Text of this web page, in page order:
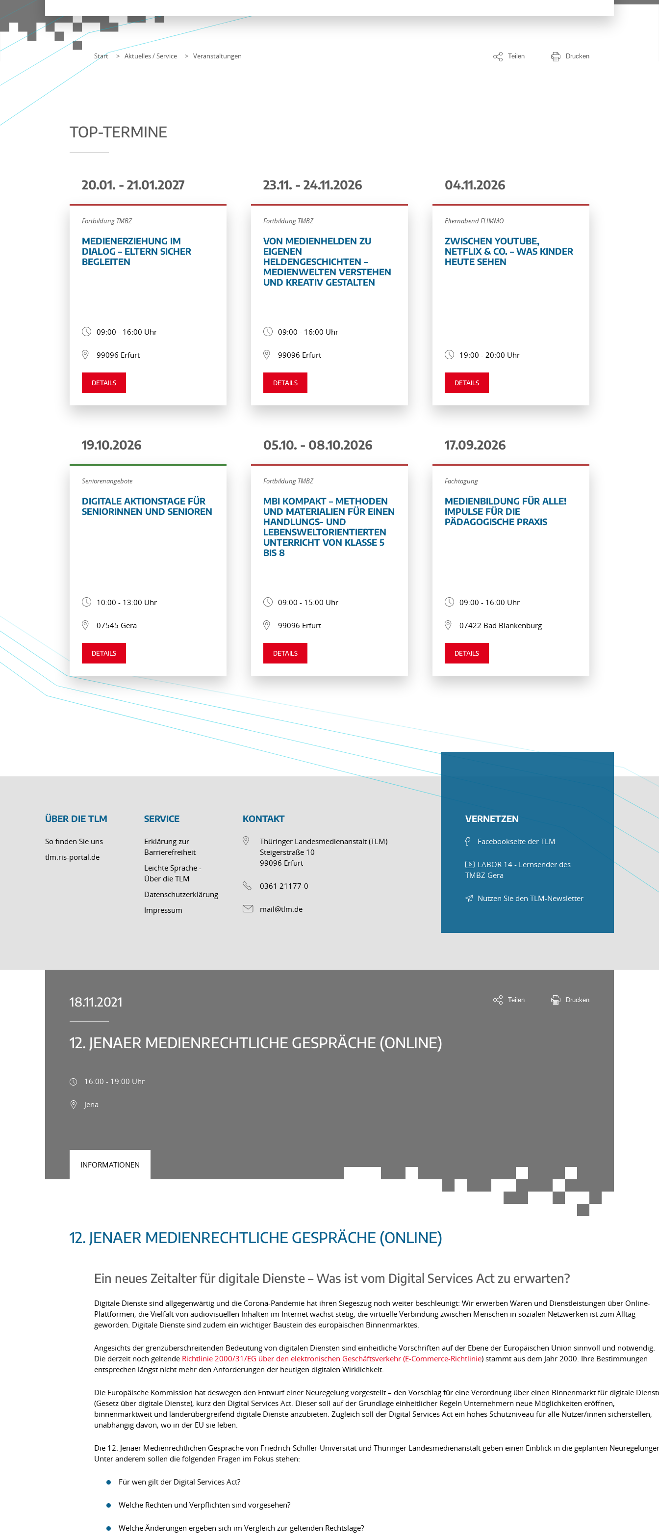
Start Aktuelles / Service Veranstaltungen Teilen Drucken
TOP-TERMINE
20.01. - 21.01.2027
Fortbildung TMBZ
MEDIENERZIEHUNG IM
DIALOG – ELTERN SICHER
BEGLEITEN
09:00 - 16:00 Uhr
99096 Erfurt
DETAILS
23.11. - 24.11.2026
Fortbildung TMBZ
VON MEDIENHELDEN ZU
EIGENEN
HELDENGESCHICHTEN –
MEDIENWELTEN VERSTEHEN
UND KREATIV GESTALTEN
09:00 - 16:00 Uhr
99096 Erfurt
DETAILS
04.11.2026
Elternabend FLIMMO
ZWISCHEN YOUTUBE,
NETFLIX & CO. – WAS KINDER
HEUTE SEHEN
19:00 - 20:00 Uhr
DETAILS
19.10.2026
Seniorenangebote
DIGITALE AKTIONSTAGE FÜR
SENIORINNEN UND SENIOREN
10:00 - 13:00 Uhr
07545 Gera
DETAILS
05.10. - 08.10.2026
Fortbildung TMBZ
MBI KOMPAKT – METHODEN
UND MATERIALIEN FÜR EINEN
HANDLUNGS- UND
LEBENSWELTORIENTIERTEN
UNTERRICHT VON KLASSE 5
BIS 8
09:00 - 15:00 Uhr
99096 Erfurt
DETAILS
17.09.2026
Fachtagung
MEDIENBILDUNG FÜR ALLE!
IMPULSE FÜR DIE
PÄDAGOGISCHE PRAXIS
09:00 - 16:00 Uhr
07422 Bad Blankenburg
DETAILS
ÜBER DIE TLM
So finden Sie uns
tlm.ris-portal.de
SERVICE
Erklärung zur
Barrierefreiheit
Leichte Sprache -
Über die TLM
Datenschutzerklärung
Impressum
KONTAKT
Thüringer Landesmedienanstalt (TLM)
Steigerstraße 10
99096 Erfurt
0361 21177-0
mail@tlm.de
VERNETZEN
Facebookseite der TLM
LABOR 14 - Lernsender des
TMBZ Gera
Nutzen Sie den TLM-Newsletter
18.11.2021 Teilen Drucken
12. JENAER MEDIENRECHTLICHE GESPRÄCHE (ONLINE)
16:00 - 19:00 Uhr
Jena
INFORMATIONEN
12. JENAER MEDIENRECHTLICHE GESPRÄCHE (ONLINE)
Ein neues Zeitalter für digitale Dienste – Was ist vom Digital Services Act zu erwarten?
Digitale Dienste sind allgegenwärtig und die Corona-Pandemie hat ihren Siegeszug noch weiter beschleunigt: Wir erwerben Waren und Dienstleistungen über Online-
Plattformen, die Vielfalt von audiovisuellen Inhalten im Internet wächst stetig, die virtuelle Verbindung zwischen Menschen in sozialen Netzwerken ist zum Alltag
geworden. Digitale Dienste sind zudem ein wichtiger Baustein des europäischen Binnenmarktes.
Angesichts der grenzüberschreitenden Bedeutung von digitalen Diensten sind einheitliche Vorschriften auf der Ebene der Europäischen Union sinnvoll und notwendig.
Die derzeit noch geltende Richtlinie 2000/31/EG über den elektronischen Geschäftsverkehr (E-Commerce-Richtlinie) stammt aus dem Jahr 2000. Ihre Bestimmungen
entsprechen längst nicht mehr den Anforderungen der heutigen digitalen Wirklichkeit.
Die Europäische Kommission hat deswegen den Entwurf einer Neuregelung vorgestellt – den Vorschlag für eine Verordnung über einen Binnenmarkt für digitale
(Gesetz über digitale Dienste), kurz den Digital Services Act. Dieser soll auf der Grundlage einheitlicher Regeln Unternehmern neue Möglichkeiten eröffnen,
binnenmarktweit und länderübergreifend digitale Dienste anzubieten. Zugleich soll der Digital Services Act ein hohes Schutzniveau für alle Nutzer/innen sicherstellen,
unabhängig davon, wo in der EU sie leben.
Die 12. Jenaer Medienrechtlichen Gespräche von Friedrich-Schiller-Universität und Thüringer Landesmedienanstalt geben einen Einblick in die geplanten
Unter anderem sollen die folgenden Fragen im Fokus stehen:
Für wen gilt der Digital Services Act?
Welche Rechten und Verpflichten sind vorgesehen?
Welche Änderungen ergeben sich im Vergleich zur geltenden Rechtslage?